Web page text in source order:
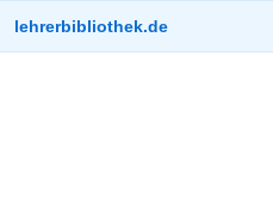
lehrerbibliothek.de